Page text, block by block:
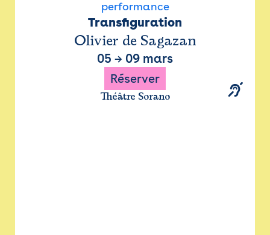
performance
Transfiguration
Olivier de Sagazan
05 → 09 mars
Réserver
Théâtre Sorano